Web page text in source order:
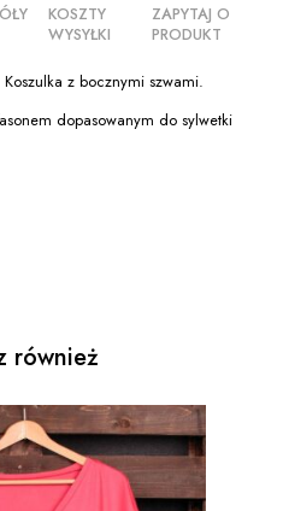
KOSZTY
WYSYŁKI
ZAPYTAJ O
PRODUKT
z bocznymi szwami.
dopasowanym do sylwetki
również